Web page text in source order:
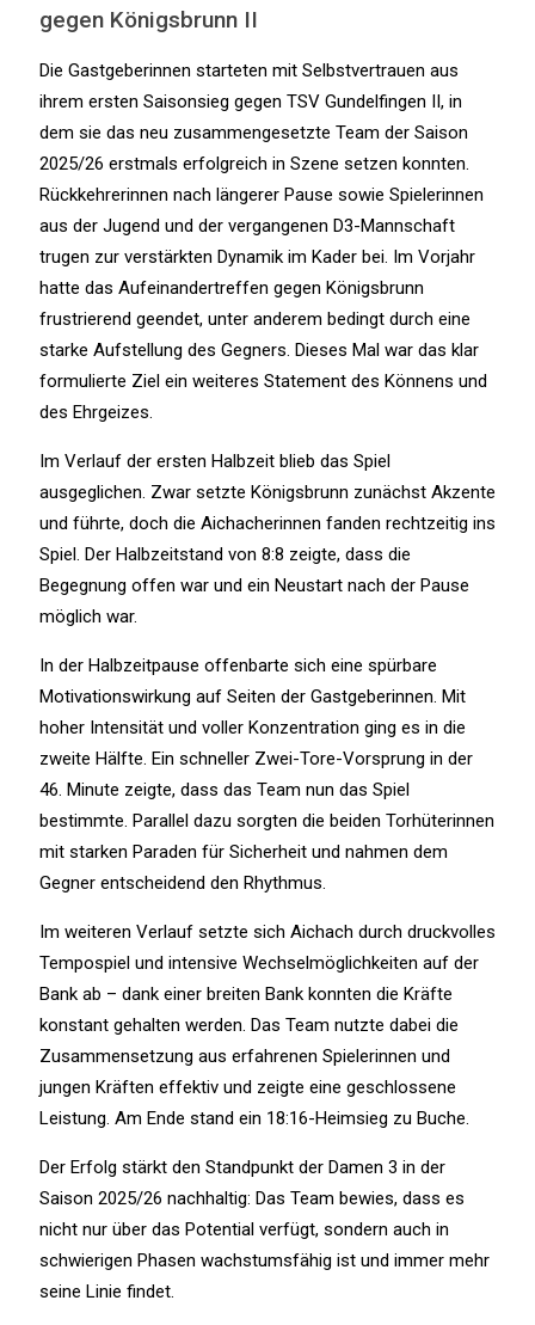
gegen Königsbrunn II
Die Gastgeberinnen starteten mit Selbstvertrauen aus
ihrem ersten Saisonsieg gegen TSV Gundelfingen II, in
dem sie das neu zusammengesetzte Team der Saison
2025/26 erstmals erfolgreich in Szene setzen konnten.
Rückkehrerinnen nach längerer Pause sowie Spielerinnen
aus der Jugend und der vergangenen D3-Mannschaft
trugen zur verstärkten Dynamik im Kader bei. Im Vorjahr
hatte das Aufeinandertreffen gegen Königsbrunn
frustrierend geendet, unter anderem bedingt durch eine
starke Aufstellung des Gegners. Dieses Mal war das klar
formulierte Ziel ein weiteres Statement des Könnens und
des Ehrgeizes.
Im Verlauf der ersten Halbzeit blieb das Spiel
ausgeglichen. Zwar setzte Königsbrunn zunächst Akzente
und führte, doch die Aichacherinnen fanden rechtzeitig ins
Spiel. Der Halbzeitstand von 8:8 zeigte, dass die
Begegnung offen war und ein Neustart nach der Pause
möglich war.
In der Halbzeitpause offenbarte sich eine spürbare
Motivationswirkung auf Seiten der Gastgeberinnen. Mit
hoher Intensität und voller Konzentration ging es in die
zweite Hälfte. Ein schneller Zwei-Tore-Vorsprung in der
46. Minute zeigte, dass das Team nun das Spiel
bestimmte. Parallel dazu sorgten die beiden Torhüterinnen
mit starken Paraden für Sicherheit und nahmen dem
Gegner entscheidend den Rhythmus.
Im weiteren Verlauf setzte sich Aichach durch druckvolles
Tempospiel und intensive Wechselmöglichkeiten auf der
Bank ab – dank einer breiten Bank konnten die Kräfte
konstant gehalten werden. Das Team nutzte dabei die
Zusammensetzung aus erfahrenen Spielerinnen und
jungen Kräften effektiv und zeigte eine geschlossene
Leistung. Am Ende stand ein 18:16-Heimsieg zu Buche.
Der Erfolg stärkt den Standpunkt der Damen 3 in der
Saison 2025/26 nachhaltig: Das Team bewies, dass es
nicht nur über das Potential verfügt, sondern auch in
schwierigen Phasen wachstumsfähig ist und immer mehr
seine Linie findet.